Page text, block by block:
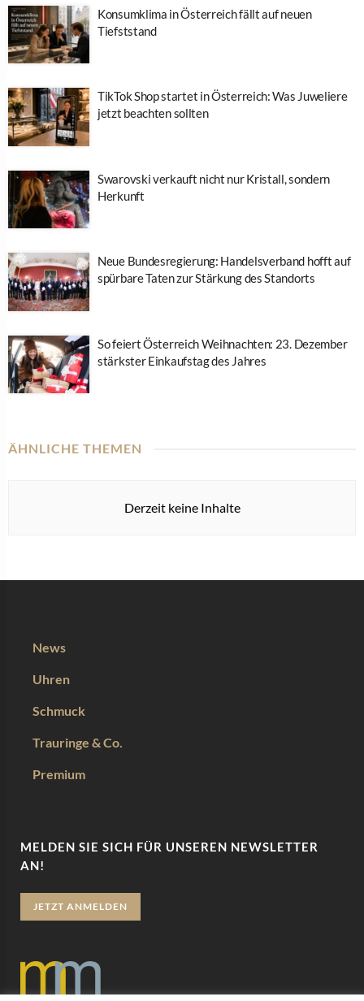
Konsumklima in Österreich fällt auf neuen
Tiefststand
TikTok Shop startet in Österreich: Was Juweliere
jetzt beachten sollten
Swarovski verkauft nicht nur Kristall, sondern
Herkunft
Neue Bundesregierung: Handelsverband hofft auf
spürbare Taten zur Stärkung des Standorts
So feiert Österreich Weihnachten: 23. Dezember
stärkster Einkaufstag des Jahres
ÄHNLICHE THEMEN
Derzeit keine Inhalte
News
Uhren
Schmuck
Trauringe & Co.
Premium
MELDEN SIE SICH FÜR UNSEREN NEWSLETTER
AN!
JETZT ANMELDEN